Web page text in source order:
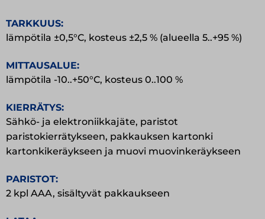
TARKKUUS:
lämpötila ±0,5°C, kosteus ±2,5 % (alueella 5..+95 %)
MITTAUSALUE:
lämpötila -10..+50°C, kosteus 0..100 %
KIERRÄTYS:
Sähkö- ja elektroniikkajäte, paristot
paristokierrätykseen, pakkauksen kartonki
kartonkikeräykseen ja muovi muovinkeräykseen
PARISTOT:
2 kpl AAA, sisältyvät pakkaukseen